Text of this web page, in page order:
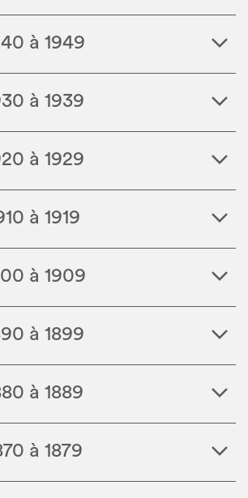
à 1949
à 1939
à 1929
à 1919
à 1909
à 1899
à 1889
à 1879